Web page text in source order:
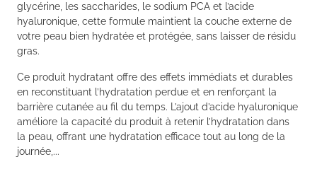
glycérine, les saccharides, le sodium PCA et l’acide
hyaluronique, cette formule maintient la couche externe de
votre peau bien hydratée et protégée, sans laisser de résidu
gras.
Ce produit hydratant offre des effets immédiats et durables
en reconstituant l’hydratation perdue et en renforçant la
barrière cutanée au fil du temps. L’ajout d’acide hyaluronique
améliore la capacité du produit à retenir l’hydratation dans
la peau, offrant une hydratation efficace tout au long de la
journée,...